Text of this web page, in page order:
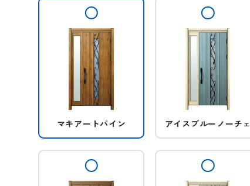
マキアートパイン アイスブルーノーチェ